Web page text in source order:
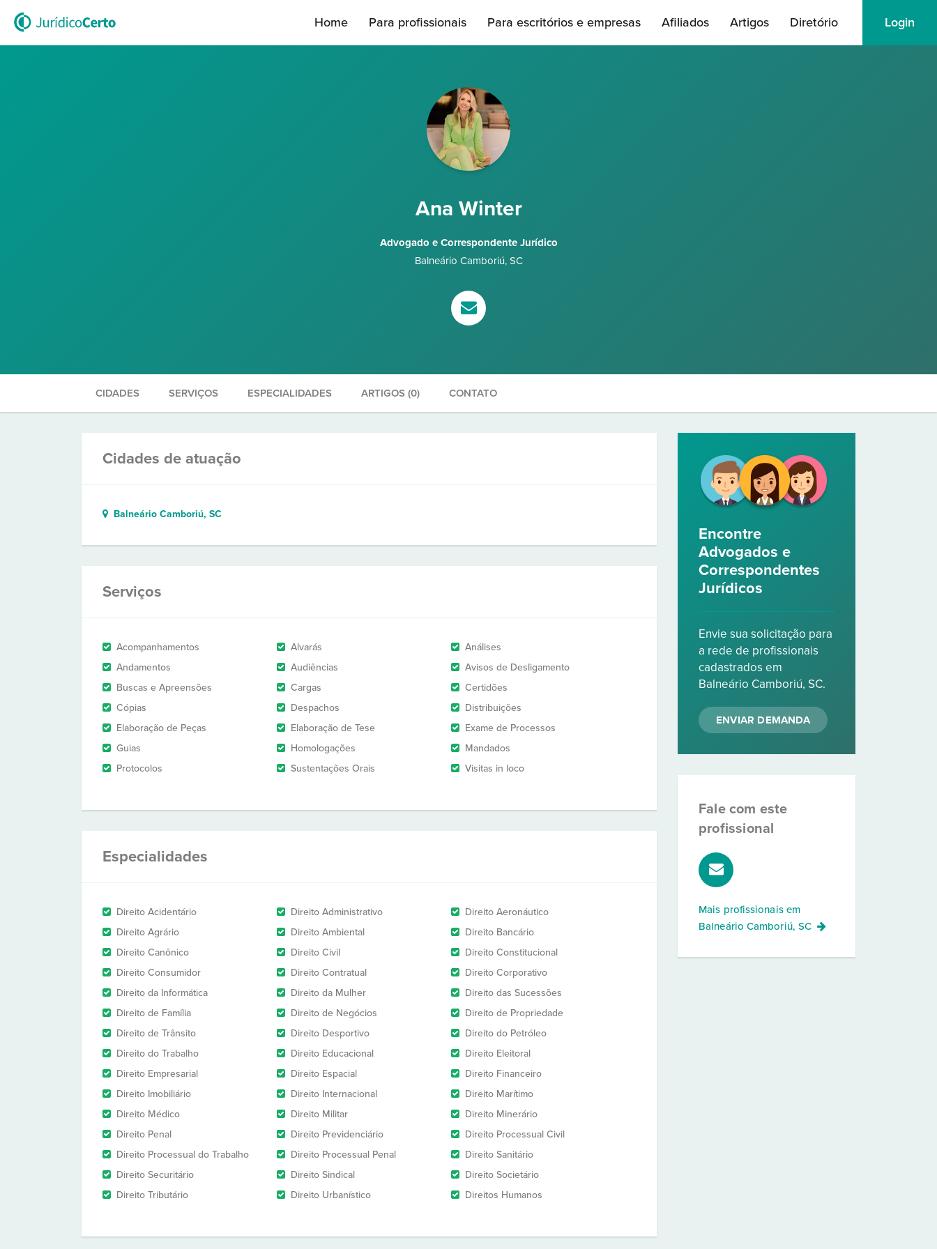
Home Para profissionais Para escritórios e empresas Afiliados Artigos Diretório Login
Ana Winter
Advogado e Correspondente Jurídico
Balneário Camboriú, SC
CIDADES SERVIÇOS ESPECIALIDADES ARTIGOS (0) CONTATO
Cidades de atuação
Balneário Camboriú, SC
Serviços
Acompanhamentos Alvarás
Análises
Andamentos
Audiências
Avisos de Desligamento
Buscas e Apreensões
Cargas
Certidões
Cópias
Despachos
Distribuições
Elaboração de Peças
Elaboração de Tese
Exame de Processos
Guias
Homologações
Mandados
Protocolos
Sustentações Orais Visitas in loco
Especialidades
Direito Acidentário Direito Administrativo
Direito Aeronáutico
Direito Agrário
Direito Ambiental
Direito Bancário
Direito Canônico
Direito Civil
Direito Constitucional
Direito Consumidor
Direito Contratual
Direito Corporativo
Direito da Informática
Direito da Mulher
Direito das Sucessões
Direito de Família
Direito de Negócios
Direito de Propriedade
Direito de Trânsito
Direito Desportivo
Direito do Petróleo
Direito do Trabalho
Direito Educacional
Direito Eleitoral
Direito Empresarial
Direito Espacial
Direito Financeiro
Direito Imobiliário
Direito Internacional
Direito Marítimo
Direito Médico
Direito Militar
Direito Minerário
Direito Penal
Direito Previdenciário
Direito Processual Civil
Direito Processual do Trabalho
Direito Processual Penal
Direito Sanitário
Direito Securitário
Direito Sindical
Direito Societário
Direito Tributário
Direito Urbanístico Direitos Humanos
Encontre
Advogados e
Correspondentes
Jurídicos
Envie sua solicitação para
a rede de profissionais
cadastrados em
Balneário Camboriú, SC.
ENVIAR DEMANDA
Fale com este
profissional
Mais profissionais em
Balneário Camboriú, SC